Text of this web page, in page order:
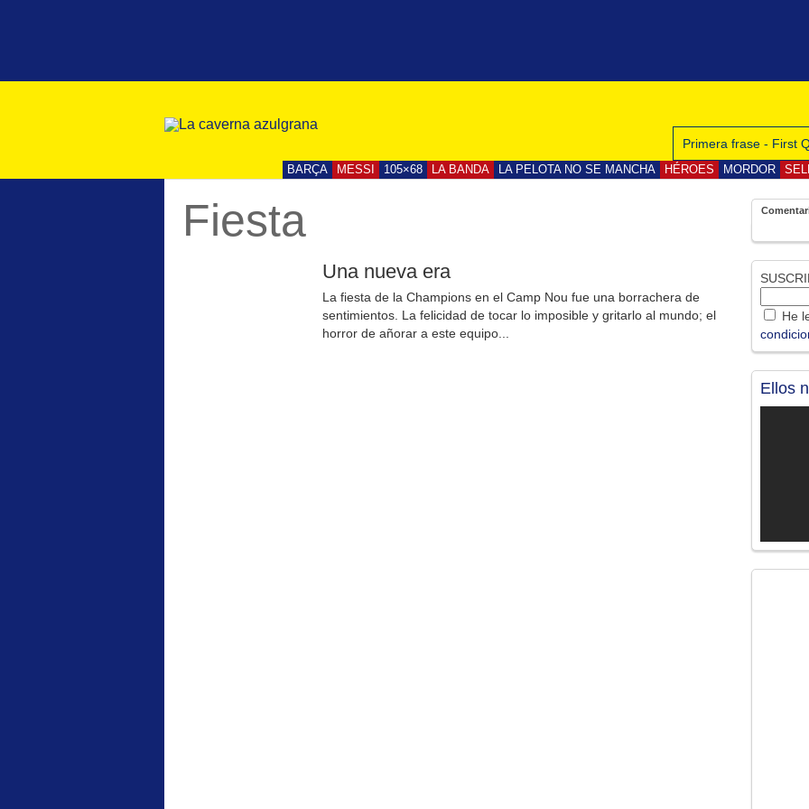
Primera frase - First
BARÇA MESSI 105×68 LA BANDA LA PELOTA NO SE MANCHA HÉROES MORDOR
Fiesta
Una nueva era
La fiesta de la Champions en el Camp Nou fue una borrachera de
sentimientos. La felicidad de tocar lo imposible y gritarlo al mundo; el
horror de añorar a este equipo...
He
Ellos